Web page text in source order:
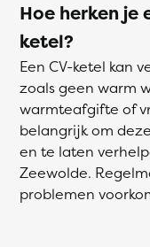
Hoe herken je
ketel?
Een CV-ketel kan
zoals geen warm
warmteafgifte of
belangrijk om
en te laten
Zeewolde.
problemen